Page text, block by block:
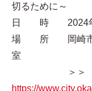
切るために～
日 時 2024年
場 所 岡崎市図
室
＞＞
https://